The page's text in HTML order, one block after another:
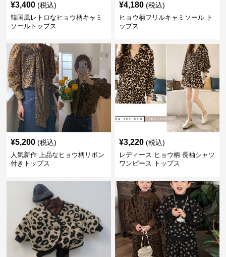
¥3,400 (税込)
韓国風レトロなヒョウ柄キャミ
ソールトップス
¥4,180 (税込)
ヒョウ柄フリルキャミソール ト
ップス
¥5,200 (税込)
人気新作 上品なヒョウ柄リボン
付きトップス
¥3,220 (税込)
レディース ヒョウ柄 長袖シャツ
ワンピース トップス